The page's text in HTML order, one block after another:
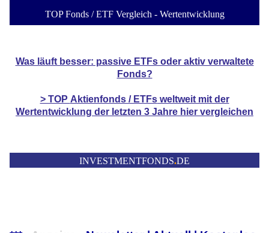
TOP Fonds / ETF Vergleich - Wertentwicklung
Was läuft besser: passive ETFs oder aktiv verwaltete
Fonds?
> TOP Aktienfonds / ETFsweltweit mit der
Wertentwicklung der letzten 3 Jahre hier vergleichen
INVESTMENTFONDS.DE